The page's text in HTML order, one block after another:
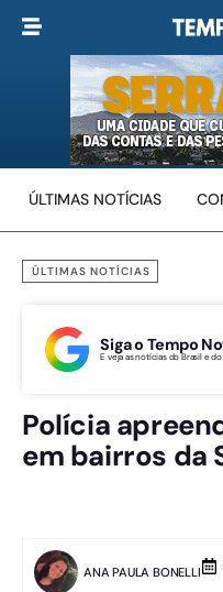
ÚLTIMAS NOTÍCIAS
ÚLTIMAS NOTÍCIAS
Siga o Tempo
E veja as notícias do Brasil e
Polícia
em bairros da
ANA PAULA BONELLI